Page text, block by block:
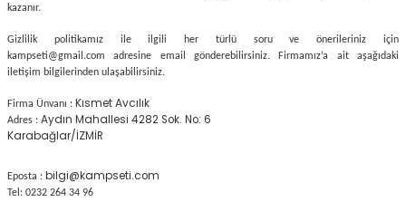
kazanır.
Gizlilik politikamız ile ilgili her türlü soru ve önerileriniz için
kampseti@gmail.comadresine email gönderebilirsiniz. Firmamız’a ait aşağıdaki
iletişim bilgilerinden ulaşabilirsiniz.
Firma Ünvanı : Kısmet Avcılık
Adres : Aydın Mahallesi 4282 Sok. No: 6
Karabağlar/İZMİR
Eposta : bilgi@kampseti.com
Tel: 0232 264 34 96